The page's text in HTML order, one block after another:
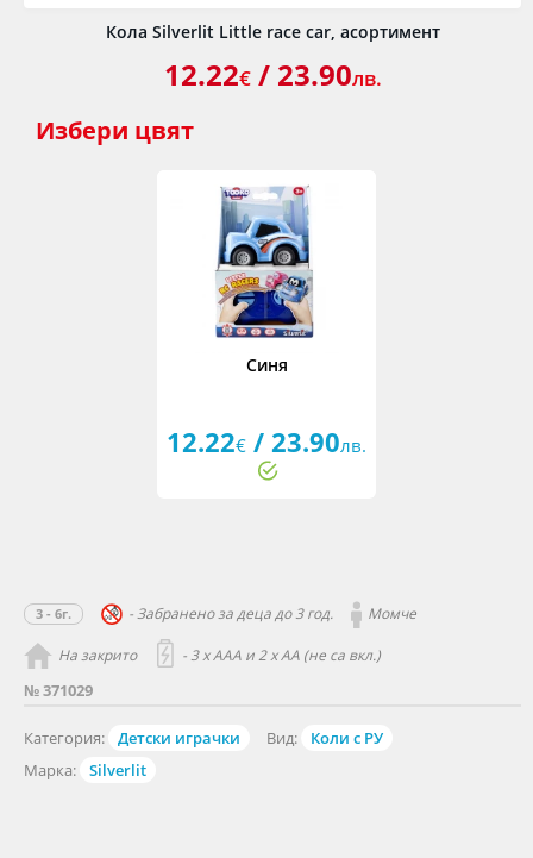
Кола Silverlit Little rаcе car, асортимент
№ 371029
Категория: Детски играчки Вид:
Коли с РУ
Марка:
Silverlit
3 - 6г. - Забранено за деца до 3 год. Момче
На закрито - 3 x AAA и 2 х АА (не са вкл.)
12.22€/ 23.90лв.
Избери цвят
Синя
12.22€ / 23.90лв.